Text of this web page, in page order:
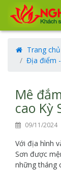
Trang chủ
Địa điểm
Mê
cao Kỳ
09/11/2024
Với địa hình
Sơn được
những tháng